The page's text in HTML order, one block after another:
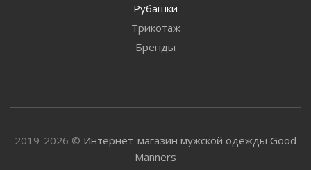
Рубашки
Трикотаж
Бренды
2019-2026 © Интернет-магазин мужской одежды Good
Manners